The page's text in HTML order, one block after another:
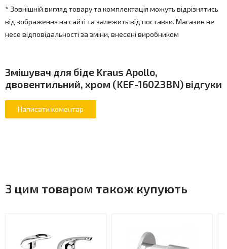
* Зовнішній вигляд товару та комплектація можуть відрізнятись
від зображення на сайті та залежить від поставки. Магазин не
несе відповідальності за зміни, внесені виробником
Змішувач для біде Kraus Apollo,
двовентильний, хром (KEF-16023BN) відгуки
З цим товаром також купують